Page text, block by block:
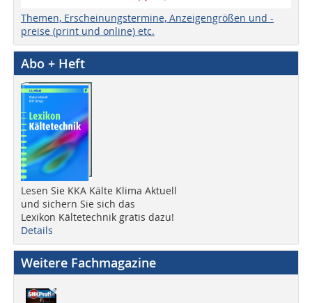
Themen, Erscheinungstermine, Anzeigengrößen und -
preise (print und online) etc.
Abo + Heft
Lesen Sie KKA Kälte Klima Aktuell
und sichern Sie sich das
Lexikon Kältetechnik gratis dazu!
Details
Weitere Fachmagazine